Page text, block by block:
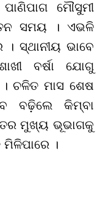
ମୌସୁମୀ
ସମୟ । ଏଭଳି
ସ୍ଥାନୀୟ ଭାବେ
ବର୍ଷା ଯୋଗୁ
ଚଳିତ ମାସ ଶେଷ
ବଢ଼ିଲେ କିମ୍ବା
ମୁଖ୍ୟ ଭୂଭାଗକୁ
।